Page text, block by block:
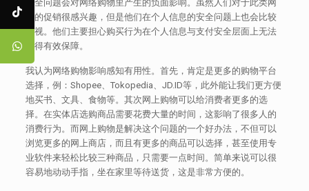
安全问题会对网络购物里产生的负面影响。虽然人们对于此类网
购的促销很感兴趣，但是他们在个人信息的安全问题上也会比较
重视。他们主要担心购买行为在个人信息与支付安全层面上无法
获得有效保障。
我认为网络购物影响感知有用性。首先，肯定是更多的购物平台
选择，例：Shopee、Tokopedia、JD.ID等，此外能让我们更方便
地买书、文具、食物等。其次网上购物可以给消费者更多的选
择。在实体店选购商品需要花费大量的时间，这影响了很多人的
消费行为。而网上购物是解决这个问题的一个好办法，不但可以
浏览更多的网上商店，而且有更多的商品可以选择，甚至使用专
业软件来轻松比较三种商品，只需要一点时间。简单来说可以很
容易地动动手指，坐在家里等待送货，这是非常方便的。